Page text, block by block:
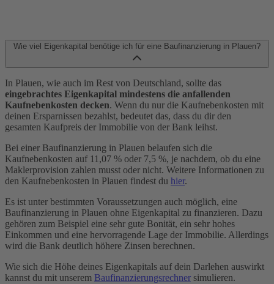
Wie viel Eigenkapital benötige ich für eine Baufinanzierung in Plauen?
In Plauen, wie auch im Rest von Deutschland, sollte das
eingebrachtes Eigenkapital mindestens die anfallenden
Kaufnebenkosten decken. Wenn du nur die Kaufnebenkosten mit
deinen Ersparnissen bezahlst, bedeutet das, dass du dir den
gesamten Kaufpreis der Immobilie von der Bank leihst.
Bei einer Baufinanzierung in Plauen belaufen sich die
Kaufnebenkosten auf 11,07 % oder 7,5 %, je nachdem, ob du eine
Maklerprovision zahlen musst oder nicht. Weitere Informationen zu
den Kaufnebenkosten in Plauen findest du hier.
Es ist unter bestimmten Voraussetzungen auch möglich, eine
Baufinanzierung in Plauen ohne Eigenkapital zu finanzieren. Dazu
gehören zum Beispiel eine sehr gute Bonität, ein sehr hohes
Einkommen und eine hervorragende Lage der Immobilie. Allerdings
wird die Bank deutlich höhere Zinsen berechnen.
Wie sich die Höhe deines Eigenkapitals auf dein Darlehen auswirkt
kannst du mit unserem Baufinanzierungsrechner simulieren.